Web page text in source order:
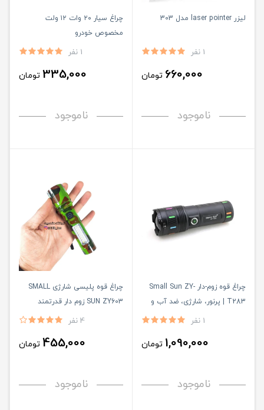
لیزر laser pointer مدل 303
1 نفر
660,000 تومان
ناموجود
چراغ سیار ۲۰ وات ۱۲ ولت
مخصوص خودرو
1 نفر
335,000 تومان
ناموجود
چراغ قوه زوم-دار Small Sun ZY-
T283 | پرنور، شارژی، ضد آب و
مناسب شکار و کمپینگ
1 نفر
1,090,000 تومان
ناموجود
چراغ قوه پلیسی شارژی SMALL
SUN ZY603 زوم دار قدرتمند
4 نفر
455,000 تومان
ناموجود